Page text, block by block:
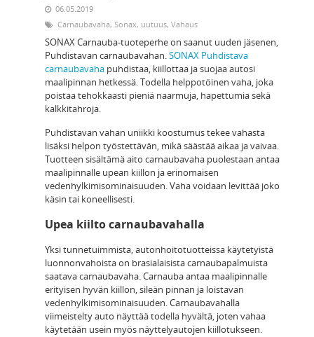
06.05.2019
Carnaubavaha, Sonax, uutuus, Vahaus
SONAX Carnauba-tuoteperhe on saanut uuden jäsenen,
Puhdistavan carnaubavahan.SONAX Puhdistava
carnaubavaha puhdistaa, kiillottaa ja suojaa autosi
maalipinnan hetkessä. Todella helppotöinen vaha, joka
poistaa tehokkaasti pieniä naarmuja, hapettumia sekä
kalkkitahroja.
Puhdistavan vahan uniikki koostumus tekee vahasta
lisäksi helpon työstettävän, mikä säästää aikaa ja vaivaa.
Tuotteen sisältämä aito carnaubavaha puolestaan antaa
maalipinnalle upean kiillon ja erinomaisen
vedenhylkimisominaisuuden. Vaha voidaan levittää joko
käsin tai koneellisesti.
Upea kiilto carnaubavahalla
Yksi tunnetuimmista, autonhoitotuotteissa käytetyistä
luonnonvahoista on brasialaisista carnaubapalmuista
saatava carnaubavaha. Carnauba antaa maalipinnalle
erityisen hyvän kiillon, sileän pinnan ja loistavan
vedenhylkimisominaisuuden. Carnaubavahalla
viimeistelty auto näyttää todella hyvältä, joten vahaa
käytetään usein myös näyttelyautojen kiillotukseen.